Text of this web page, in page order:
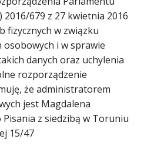
2016/679 z 27 kwietnia 2016
fizycznych w związku
i w sprawie
danych oraz uchylenia
rozporządzenie
że administratorem
jest Magdalena
z siedzibą w Toruniu
15/47